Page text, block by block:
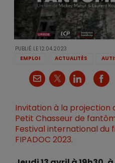
PUBLIÉ LE 12.04.2023
EMPLOI
ACTUALITÉS
Courriel
X LinkedIn
Invitation à la projection
Petit Chasseur de
Festival international du
FIPADOC 2023.